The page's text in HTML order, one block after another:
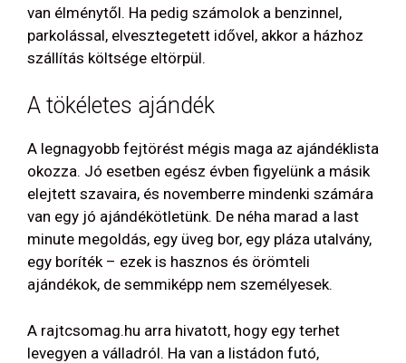
van élménytől. Ha pedig számolok a benzinnel,
parkolással, elvesztegetett idővel, akkor a házhoz
szállítás költsége eltörpül.
A tökéletes ajándék
A legnagyobb fejtörést mégis maga az ajándéklista
okozza. Jó esetben egész évben figyelünk a másik
elejtett szavaira, és novemberre mindenki számára
van egy jó ajándékötletünk. De néha marad a last
minute megoldás, egy üveg bor, egy pláza utalvány,
egy boríték – ezek is hasznos és örömteli
ajándékok, de semmiképp nem személyesek.
A rajtcsomag.hu arra hivatott, hogy egy terhet
levegyen a válladról. Ha van a listádon futó,